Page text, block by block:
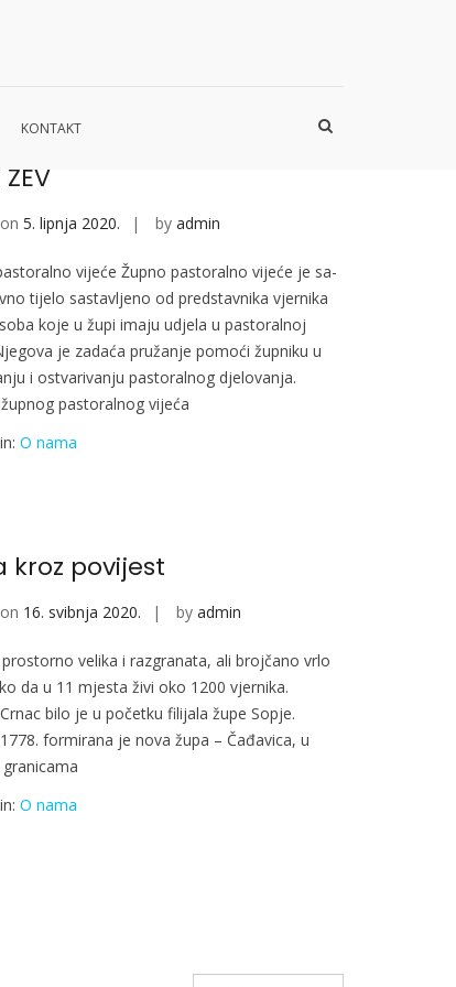
KONTAKT
Show
ŽEV
5. lipnja 2020. by admin
vijeće Župno pastoralno vijeće je sa­
tijelo sastavljeno od predstavnika vjernika
koje u župi imaju udje­la u pastoralnoj
je zadaća pružanje pomoći župniku u
i ostvari­vanju pastoralnog djelovanja.
pastoralnog vijeća
O nama
kroz povijest
16. svibnja 2020. by admin
velika i razgranata, ali brojčano vrlo
da u 11 mjesta živi oko 1200 vjernika.
bilo je u početku filijala župe Sopje.
formirana je nova župa – Čađavica, u
O nama